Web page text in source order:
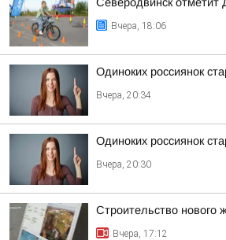
Вчера, 18:06
Одиноких россиянок
Вчера, 20:34
Одиноких россиянок
Вчера, 20:30
Строительство нового
Вчера, 17:12